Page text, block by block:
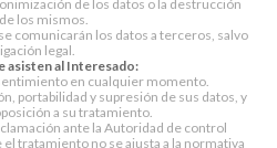
de los datos o la destrucción
los mismos.
comunicarán los datos a terceros, salvo
legal.
asisten al Interesado:
en cualquier momento.
portabilidad y supresión de sus datos, y
a su tratamiento.
ante la Autoridad de control
tratamiento no se ajusta a la normativa